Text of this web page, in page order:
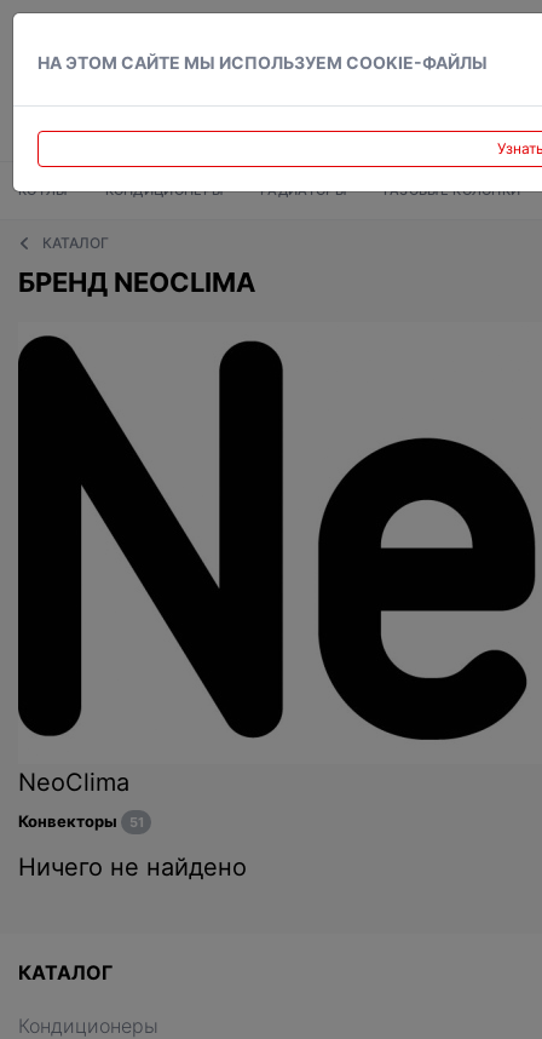
НА ЭТОМ САЙТЕ МЫ ИСПОЛЬЗУЕМ COOKIE-ФАЙЛЫ
КОТЛЫ КОНДИЦИОНЕРЫ РАДИАТОРЫ ГАЗОВЫЕ КОЛОНКИ
КАТАЛОГ
БРЕНД NEOCLIMA
NeoClima
Конвекторы 51
Ничего не найдено
КАТАЛОГ
Кондиционеры